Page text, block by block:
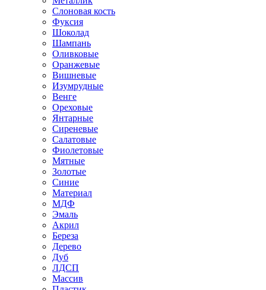
Слоновая кость
Фуксия
Шоколад
Шампань
Оливковые
Оранжевые
Вишневые
Изумрудные
Венге
Ореховые
Янтарные
Сиреневые
Салатовые
Фиолетовые
Мятные
Золотые
Синие
Материал
МДФ
Эмаль
Акрил
Береза
Дерево
Дуб
ЛДСП
Массив